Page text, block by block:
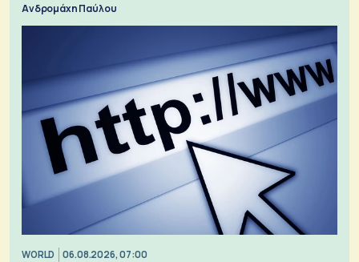
Ανδρομάχη Παύλου
WORLD 06.08.2026, 07:00